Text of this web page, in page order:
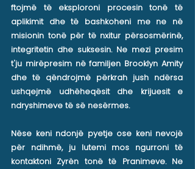
ftojmë të eksploroni procesin tonë të
aplikimit dhe të bashkoheni me ne në
misionin tonë për të nxitur përsosmërinë,
integritetin dhe suksesin. Ne mezi presim
t'ju mirëpresim në familjen Brooklyn Amity
dhe të qëndrojmë përkrah jush ndërsa
ushqejmë udhëheqësit dhe krijuesit e
ndryshimeve të së nesërmes.
Nëse keni ndonjë pyetje ose keni nevojë
për ndihmë, ju lutemi mos ngurroni të
kontaktoni Zyrën tonë të Pranimeve. Ne